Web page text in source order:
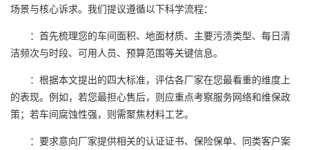
场景与核心诉求。我们提议遵循以下科学流程：
：首先梳理您的车间面积、地面材质、主要污渍类型、每日清
洁频次与时段、可用人员、预算范围等关键信息。
：根据本文提出的四大标准，评估各厂家在您最看重的维度上
的表现。例如，若您最担心售后，则应重点考察服务网络和维保政
策；若车间腐蚀性强，则需聚焦材料工艺。
：要求意向厂家提供相关的认证证书、保险保单、同类客户案